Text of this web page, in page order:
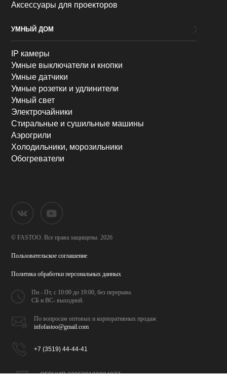
Аксессуары для проекторов
УМНЫЙ ДОМ
IP камеры
Умные выключатели и кнопки
Умные датчики
Умные розетки и удлинители
Умный свет
Электрочайники
Стиральные и сушильные машины
Аэрогрили
Холодильники, морозильники
Обогреватели
© FASTOO. Все права защищены. 2026
Пользовательское соглашение
Политика обработкиперсональных данных
Пн - Пт, с 10:00 до 19:00,без перерыва.
СБ и ВС- выходной.
По вопросам оптовых икорпоративных продаж
infofastoo@gmail.com
+7 (3519) 44-44-41
ОГРНИП 320508100094077